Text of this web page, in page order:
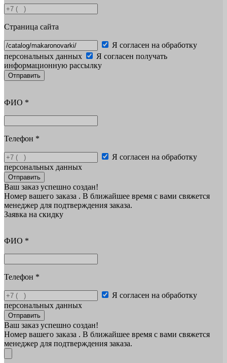
Страница сайта
Я согласен на обработку
персональных данных
Я согласен получать
информационную рассылку
Отправить
ФИО *
Телефон *
Я согласен на обработку
персональных данных
Отправить
Ваш заказ успешно создан!
Номер вашего заказа . В ближайшее время с вами свяжется
менеджер для подтверждения заказа.
Заявка на скидку
ФИО *
Телефон *
Я согласен на обработку
персональных данных
Отправить
Ваш заказ успешно создан!
Номер вашего заказа . В ближайшее время с вами свяжется
менеджер для подтверждения заказа.